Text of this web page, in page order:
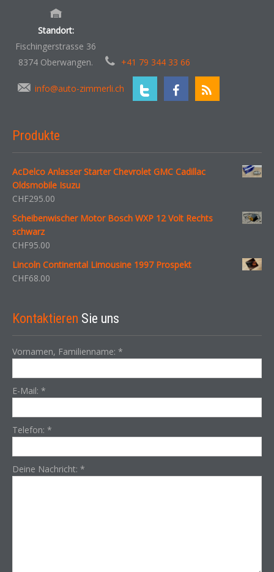
Standort:
Fischingerstrasse 36
8374 Oberwangen.
+41 79 344 33 66
info@auto-zimmerli.ch
Produkte
AcDelco Anlasser Starter Chevrolet GMC Cadillac
Oldsmobile Isuzu
CHF295.00
Scheibenwischer Motor Bosch WXP 12 Volt Rechts
schwarz
CHF95.00
Lincoln Continental Limousine 1997 Prospekt
CHF68.00
Kontaktieren Sie uns
Vornamen, Familienname: *
E-Mail: *
Telefon: *
Deine Nachricht: *